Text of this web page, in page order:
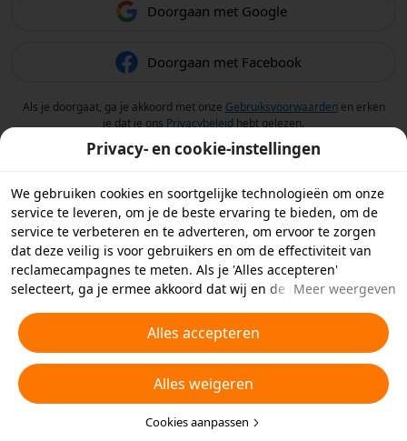
Doorgaan met Google
Doorgaan met Facebook
Als je doorgaat, ga je akkoord met onze Gebruiksvoorwaarden en erken
je dat je ons Privacybeleid hebt gelezen.
Privacy- en cookie-instellingen
We gebruiken cookies en soortgelijke technologieën om onze
service te leveren, om je de beste ervaring te bieden, om de
service te verbeteren en te adverteren, om ervoor te zorgen
dat deze veilig is voor gebruikers en om de effectiviteit van
reclamecampagnes te meten. Als je 'Alles accepteren'
selecteert, ga je ermee akkoord dat wij en de partners
technologieën op je apparaat opslaan voor
reclamedoeleinden. Je kunt ook kiezen welke typen cookies je
wilt toestaan of afwijzen door hieronder of in je
privacyinstellingen op 'Cookies aanpassen' te klikken.
Raadpleeg voor meer informatie onsBeleid inzake cookies en
soortgelijke technologieën.
Meer weergeven
Alles accepteren
Alles weigeren
Cookies aanpassen